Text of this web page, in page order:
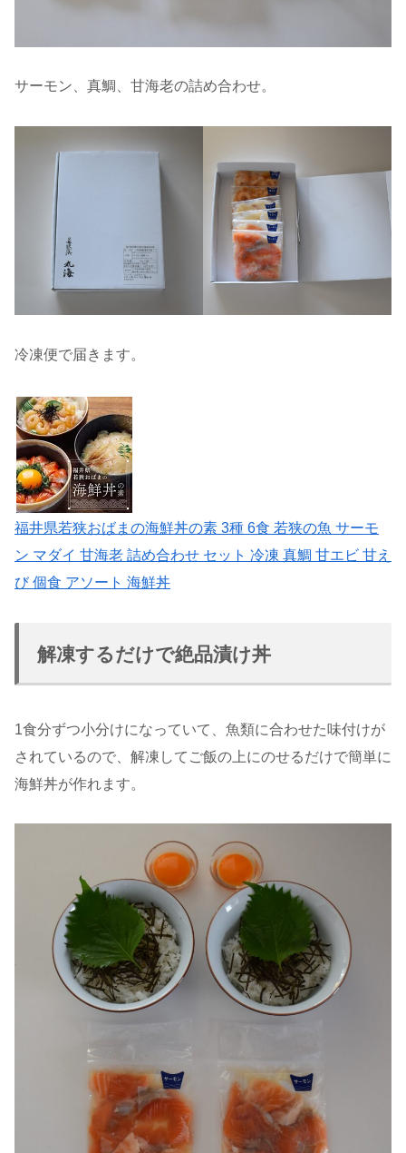
サーモン、真鯛、甘海老の詰め合わせ。
冷凍便で届きます。
福井県若狭おばまの海鮮丼の素 3種 6食 若狭の魚 サーモ
ン マダイ 甘海老 詰め合わせ セット 冷凍 真鯛 甘エビ 甘え
び 個食 アソート 海鮮丼
解凍するだけで絶品漬け丼
1食分ずつ小分けになっていて、魚類に合わせた味付けが
されているので、解凍してご飯の上にのせるだけで簡単に
海鮮丼が作れます。